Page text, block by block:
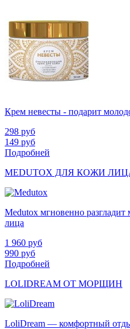
Крем невесты - подарит
298 руб
149 руб
Подробней
MEDUTOX ДЛЯ КОЖИ
Medutox мгновенно
лица
1 960 руб
990 руб
Подробней
LOLIDREAM ОТ МОРЩИН
LoliDream — комфортный